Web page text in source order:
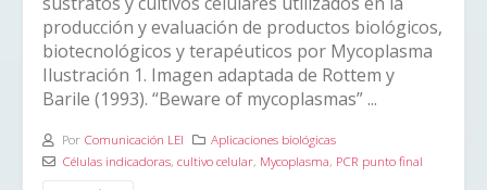
producción y evaluación de productos biológicos,
biotecnológicos y terapéuticos por Mycoplasma
Ilustración 1. Imagen adaptada de Rottem y
Barile (1993). “Beware of mycoplasmas” ...
Por Comunicación LEI
Aplicaciones biológicas
Células indicadoras, cultivo celular, Mycoplasma, PCR punto final